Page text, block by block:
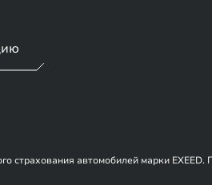
страхования автомобилей марки